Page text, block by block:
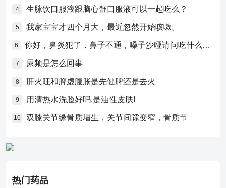
4 生脉饮口服液跟脑心舒口服液可以一起吃么？
5 我家宝宝才四个月大，最近忽然开始咳嗽。
6 你好，鼻炎犯了，鼻子不通，嗓子沙哑请问吃什么药比较好？
7 尿频是怎么回事
8 肝火旺和脾虚腹胀是先健脾还是去火
9 用清热水洗脸好吗,是油性皮肤!
10 双膝关节缘骨质增生，关节间隙变窄，骨质节
热门药品